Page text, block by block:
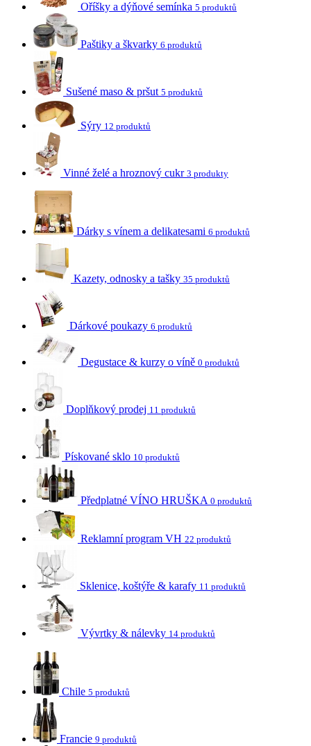
Oříšky a dýňové semínka 5 produktů
Paštiky a škvarky 6 produktů
Sušené maso & pršut 5 produktů
Sýry 12 produktů
Vinné želé a hroznový cukr 3 produkty
Dárky s vínem a delikatesami 6 produktů
Kazety, odnosky a tašky 35 produktů
Dárkové poukazy 6 produktů
Degustace & kurzy o víně 0 produktů
Doplňkový prodej 11 produktů
Pískované sklo 10 produktů
Předplatné VÍNO HRUŠKA 0 produktů
Reklamní program VH 22 produktů
Sklenice, koštýře & karafy 11 produktů
Vývrtky & nálevky 14 produktů
Chile 5 produktů
Francie 9 produktů